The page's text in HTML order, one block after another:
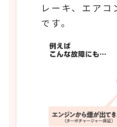
レーキ、エア
です。